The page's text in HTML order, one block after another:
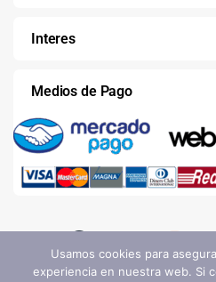
Interes
Medios de Pago
Usamos cookies para
experiencia en nuestra web. Si